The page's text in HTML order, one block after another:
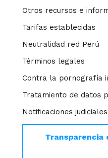
Otros recursos e
Tarifas establecidas
Neutralidad red Perú
Términos legales
Contra la pornografía
Tratamiento de datos
Notificaciones judiciales
Transparencia